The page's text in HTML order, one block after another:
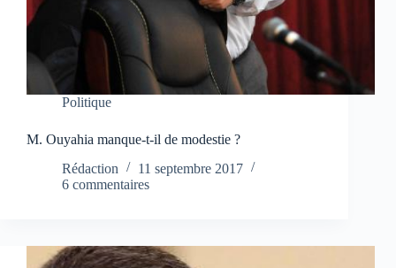
Politique
M. Ouyahia manque-t-il de modestie ?
Rédaction
11 septembre 2017
6 commentaires